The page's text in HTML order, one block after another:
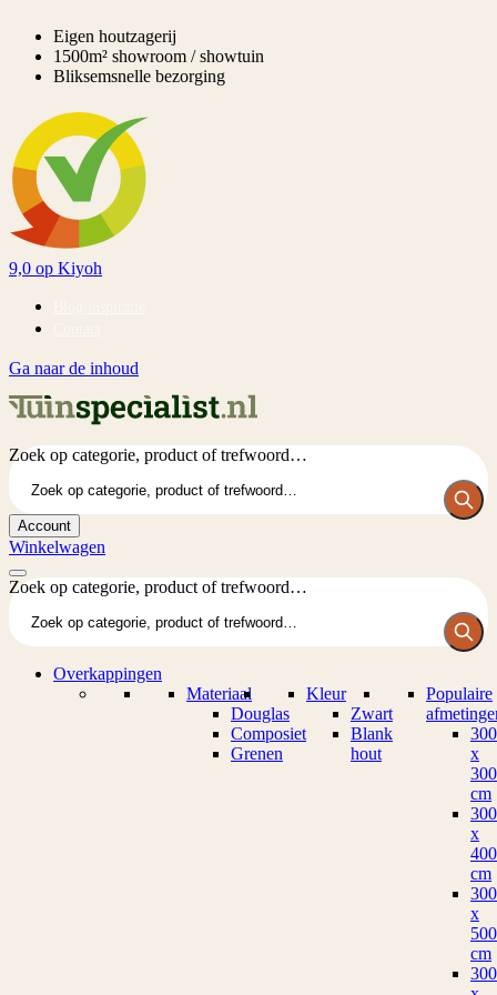
Eigen houtzagerij
1500m² showroom / showtuin
Bliksemsnelle bezorging
9,0 op Kiyoh
Ga naar de inhoud
Zoek op categorie, product of trefwoord…
Account
Winkelwagen
Zoek op categorie, product of trefwoord…
Overkappingen
Materiaal
Douglas
Composiet
Grenen
Kleur
Zwart
Blank
hout
Populaire
300
x
300
cm
300
x
400
cm
300
x
500
cm
300